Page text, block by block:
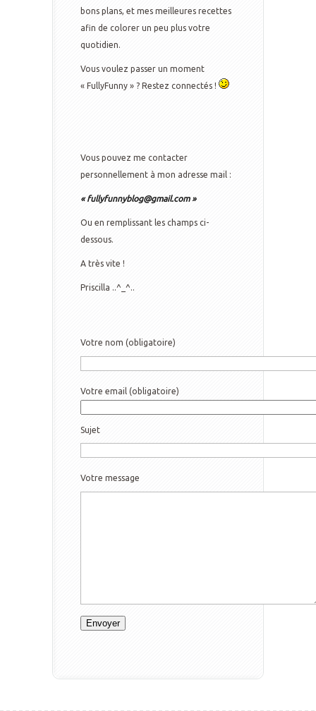
bons plans, et mes meilleures recettes
afin de colorer un peu plus votre
quotidien.
Vous voulez passer un moment
« FullyFunny » ? Restez connectés !
Vous pouvez me contacter
personnellement à mon adresse mail :
« fullyfunnyblog@gmail.com »
Ou en remplissant les champs ci-
dessous.
A très vite !
Priscilla ..^_^..
Votre nom (obligatoire)
Votre email (obligatoire)
Sujet
Votre message